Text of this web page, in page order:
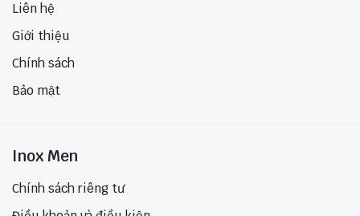
Liên hệ
Giới thiệu
Chính sách
Bảo mật
Inox Men
Chính sách riêng tư